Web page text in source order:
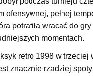
ofensywnej, pełnej
potrafiła wracać do
momentach.
retro 1998 w trzeciej
znacznie rzadziej